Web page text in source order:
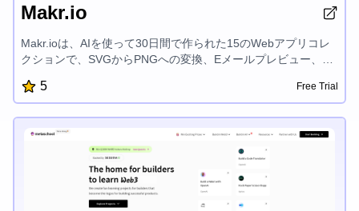
Makr.io
Makr.ioは、AIを使って30日間で作られた15のWebアプリコレ
クションで、SVGからPNGへの変換、Eメールプレビュー、
ヘッダーアナライザー、Eメールサブジェクトラインテスタ
ー、インスピレーショナルクォーツ、国探検、カラーピッカ
拡張、GitHubリポジトリエクスプローラー、イベントのカウン
トダウンなど、様々なツールを提供し、デジタルワークフロー
を効率化するよう設計されています。
5 Free Trial